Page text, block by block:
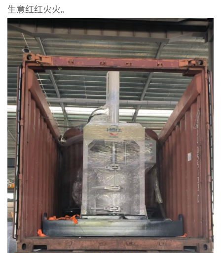
产
品
展
厅
证
书
荣
誉
联
系
生意红红火火。